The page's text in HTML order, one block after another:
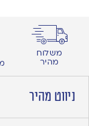
משלוח
מהיר
ניווט מהיר